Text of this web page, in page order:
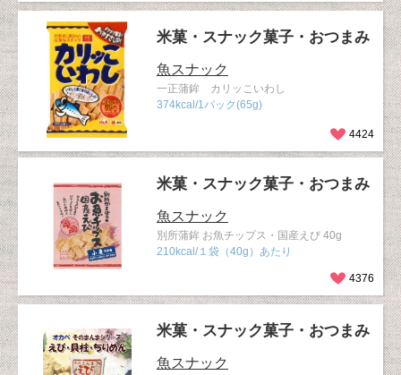
米菓・スナック菓子・おつまみ
魚スナック
一正蒲鉾 カリッこいわし
374kcal/1パック(65g)
4424
米菓・スナック菓子・おつまみ
魚スナック
別所蒲鉾 お魚チップス・国産えび 40g
210kcal/１袋（40g）あたり
4376
米菓・スナック菓子・おつまみ
魚スナック